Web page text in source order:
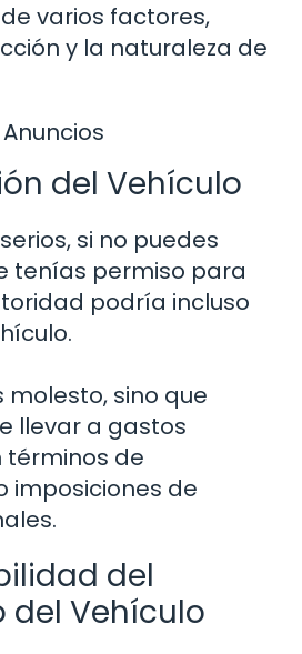
varios factores,
y la naturaleza de
Anuncios
del Vehículo
si no puedes
tenías permiso para
podría incluso
molesto, sino que
llevar a gastos
términos de
imposiciones de
del
del Vehículo